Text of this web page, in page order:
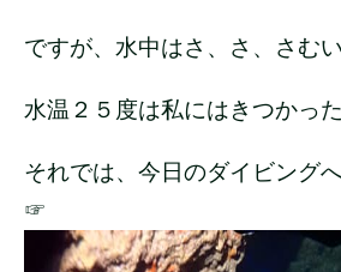
ですが、水中はさ、さ、さむ
水温２５度は私にはきつかっ
それでは、今日のダイビン
☞